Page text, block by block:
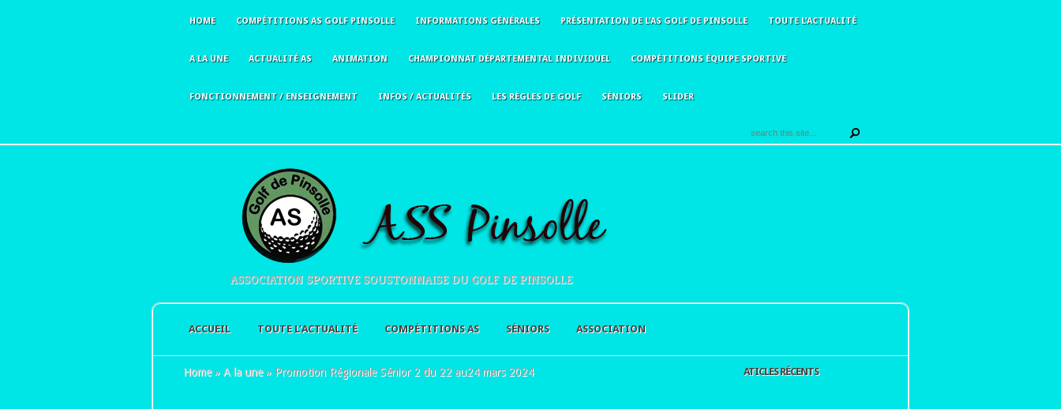
HOME COMPÉTITIONS AS GOLF PINSOLLE INFORMATIONS GÉNÉRALES PRÉSENTATION DE L’AS GOLF DE PINSOLLE TOUTE L’ACTUALITÉ
A LA UNE ACTUALITÉ AS ANIMATION CHAMPIONNAT DÉPARTEMENTAL INDIVIDUEL COMPÉTITIONS ÉQUIPE SPORTIVE
FONCTIONNEMENT / ENSEIGNEMENT INFOS / ACTUALITÉS LES RÈGLES DE GOLF SÉNIORS SLIDER
ASSOCIATION SPORTIVE SOUSTONNAISE DU GOLF DE PINSOLLE
ACCUEIL TOUTE L’ACTUALITÉ COMPÉTITIONS AS SÉNIORS ASSOCIATION
Home » A la une » Promotion Régionale Sénior 2 du 22 au24 mars 2024 ATICLES RÉCENTS